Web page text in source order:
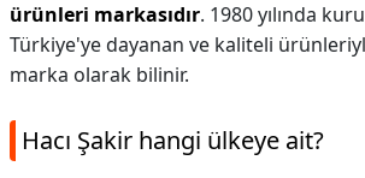
ürünleri markasıdır. 1980 yılında
Türkiye'ye dayanan ve kaliteli
marka olarak bilinir.
Hacı Şakir hangi ülkeye ait?